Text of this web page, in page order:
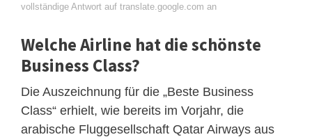
vollständige Antwort auf translate.google.com an
Welche Airline hat die schönste
Business Class?
Die Auszeichnung für die „Beste Business
Class“ erhielt, wie bereits im Vorjahr, die
arabische Fluggesellschaft Qatar Airways aus